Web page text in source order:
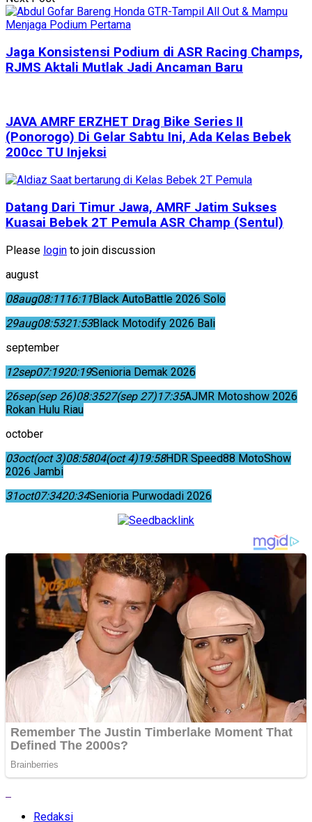
Jaga Konsistensi Podium di ASR Racing Champs,
RJMS Aktali Mutlak Jadi Ancaman Baru
JAVA AMRF ERZHET Drag Bike Series II
(Ponorogo) Di Gelar Sabtu Ini, Ada Kelas Bebek
200cc TU Injeksi
Datang Dari Timur Jawa, AMRF Jatim Sukses
Kuasai Bebek 2T Pemula ASR Champ (Sentul)
Please login to join discussion
august
08aug08:1116:11Black AutoBattle 2026 Solo
29aug08:5321:53Black Motodify 2026 Bali
september
12sep07:1920:19Senioria Demak 2026
26sep(sep 26)08:3527(sep 27)17:35AJMR Motoshow 2026
Rokan Hulu Riau
october
03oct(oct 3)08:5804(oct 4)19:58HDR Speed88 MotoShow
2026 Jambi
31oct07:3420:34Senioria Purwodadi 2026
Redaksi